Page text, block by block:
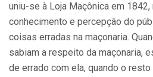
uniu-se à Loja Maçônica em 1842,
conhecimento e percepção do
coisas erradas na maçonaria.
sabiam a respeito da maçonaria,
de errado com ela, quando o